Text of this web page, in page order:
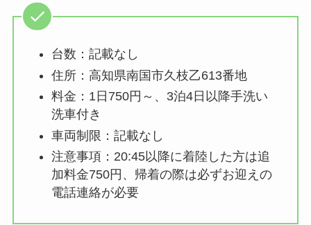
台数：記載なし
住所：高知県南国市久枝乙613番地
料金：1日750円～、3泊4日以降手洗い
洗車付き
車両制限：記載なし
注意事項：20:45以降に着陸した方は追
加料金750円、帰着の際は必ずお迎えの
電話連絡が必要